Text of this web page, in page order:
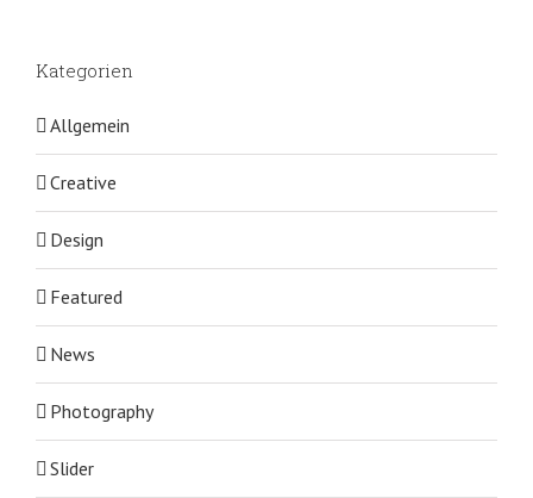
Kategorien
Allgemein
Creative
Design
Featured
News
Photography
Slider